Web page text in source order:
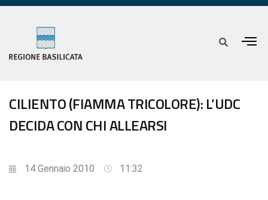
CILIENTO (FIAMMA TRICOLORE): L’UDC
DECIDA CON CHI ALLEARSI
14 Gennaio 2010 11:32